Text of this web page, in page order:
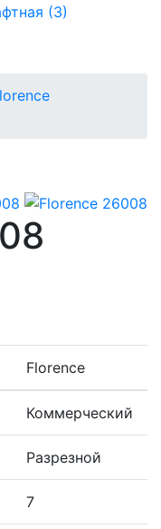
(3)
Florence
Коммерческий
Разрезной
7